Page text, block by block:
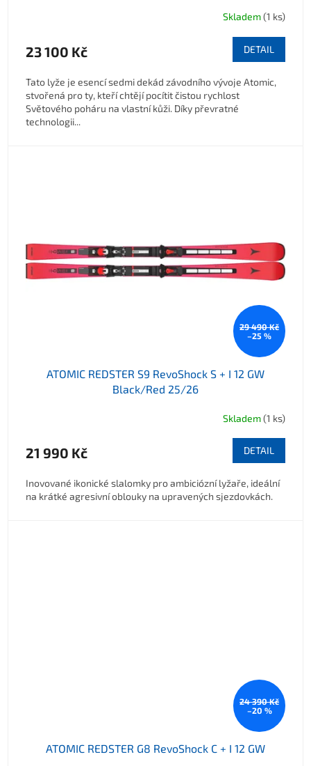
Skladem(1 ks)
23 100 Kč DETAIL
Tato lyže je esencí sedmi dekád závodního vývoje Atomic,
stvořená pro ty, kteří chtějí pocítit čistou rychlost
Světového poháru na vlastní kůži. Díky převratné
technologii...
29 490 Kč
–25 %
ATOMIC REDSTER S9 RevoShock S + I 12 GW
Black/Red 25/26
Průměrné hodnocení produktu je 5,0 z 5 hvězdiček.
Skladem(1 ks)
21 990 Kč DETAIL
Inovované ikonické slalomky pro ambiciózní lyžaře, ideální
na krátké agresivní oblouky na upravených sjezdovkách.
24 390 Kč
–20 %
ATOMIC REDSTER G8 RevoShock C + I 12 GW